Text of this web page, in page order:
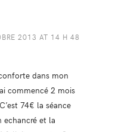
2013 AT 14 H 48
dans mon
commencé 2 mois
74€ la séance
et la